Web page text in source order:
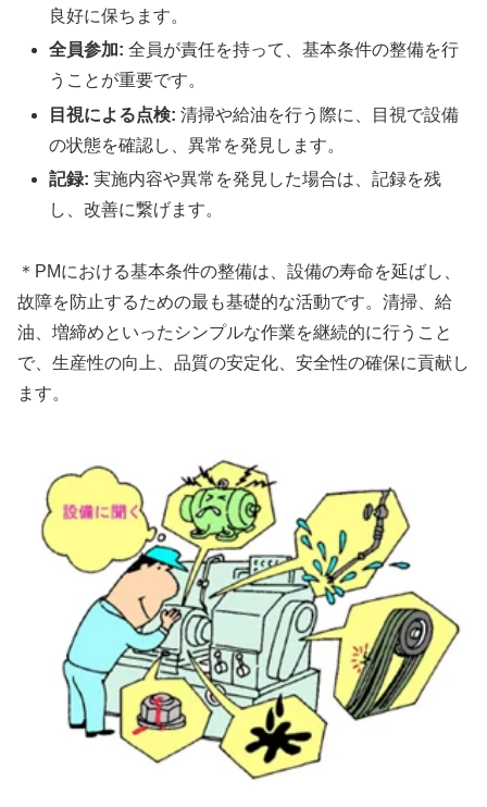
良好に保ちます。
全員参加: 全員が責任を持って、基本条件の整備を行
うことが重要です。
目視による点検: 清掃や給油を行う際に、目視で設備
の状態を確認し、異常を発見します。
記録: 実施内容や異常を発見した場合は、記録を残
し、改善に繋げます。
＊PMにおける基本条件の整備は、設備の寿命を延ばし、
故障を防止するための最も基礎的な活動です。清掃、給
油、増締めといったシンプルな作業を継続的に行うこと
で、生産性の向上、品質の安定化、安全性の確保に貢献し
ます。